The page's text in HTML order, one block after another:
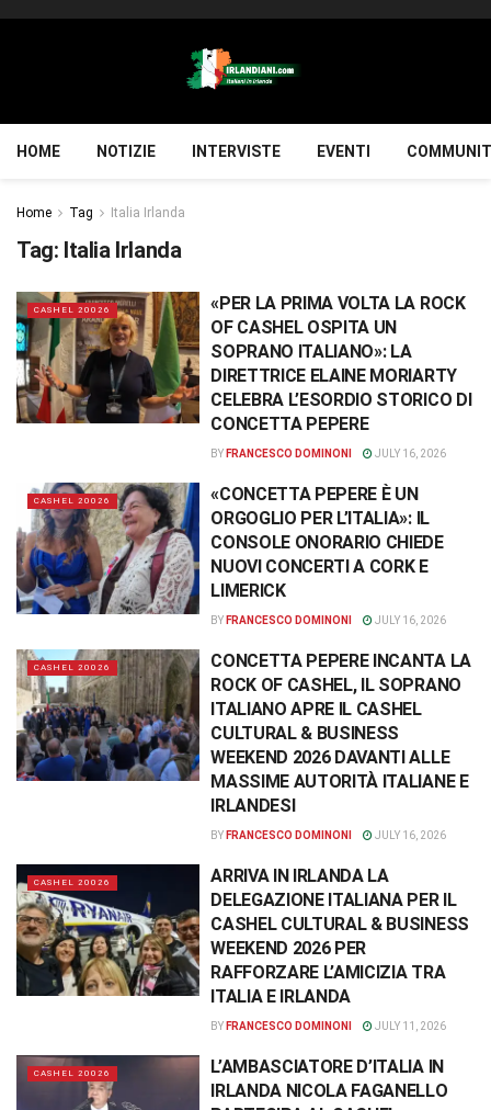
HOME NOTIZIE INTERVISTE EVENTI
Home Tag Italia Irlanda
Tag: Italia Irlanda
CASHEL 20026
«PER LA PRIMA VOLTA LA ROCK
OF CASHEL OSPITA UN
SOPRANO ITALIANO»: LA
DIRETTRICE ELAINE MORIARTY
CELEBRA L’ESORDIO STORICO DI
CONCETTA PEPERE
BY FRANCESCO DOMINONI JULY 16, 2026
CASHEL 20026
«CONCETTA PEPERE È UN
ORGOGLIO PER L’ITALIA»: IL
CONSOLE ONORARIO CHIEDE
NUOVI CONCERTI A CORK E
LIMERICK
BY FRANCESCO DOMINONI JULY 16, 2026
CASHEL 20026
CONCETTA PEPERE INCANTA LA
ROCK OF CASHEL, IL SOPRANO
ITALIANO APRE IL CASHEL
CULTURAL & BUSINESS
WEEKEND 2026 DAVANTI ALLE
MASSIME AUTORITÀ ITALIANE E
IRLANDESI
BY FRANCESCO DOMINONI JULY 16, 2026
CASHEL 20026
ARRIVA IN IRLANDA LA
DELEGAZIONE ITALIANA PER IL
CASHEL CULTURAL & BUSINESS
WEEKEND 2026 PER
RAFFORZARE L’AMICIZIA TRA
ITALIA E IRLANDA
BY FRANCESCO DOMINONI JULY 11, 2026
CASHEL 20026
L’AMBASCIATORE D’ITALIA IN
IRLANDA NICOLA FAGANELLO